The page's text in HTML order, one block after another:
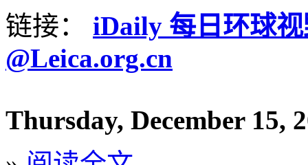
链接： iDaily 每日环球
@Leica.org.cn
Thursday, December 15,